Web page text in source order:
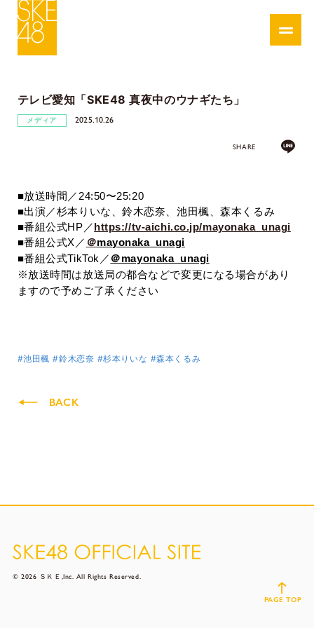
テレビ愛知「SKE48 真夜中のウナギたち」
メディア 2025.10.26
SHARE
■放送時間／24:50〜25:20
■出演／杉本りいな、鈴木恋奈、池田楓、森本くるみ
■番組公式HP／ https://tv-aichi.co.jp/mayonaka_unagi
■番組公式X／ ＠mayonaka_unagi
■番組公式TikTok／ ＠mayonaka_unagi
※放送時間は放送局の都合などで変更になる場合があり
ますので予めご了承ください
#池田楓 #鈴木恋奈 #杉本りいな #森本くるみ
BACK
© 2026 ＳＫＥ,Inc. All Rights Reserved.
PAGE TOP